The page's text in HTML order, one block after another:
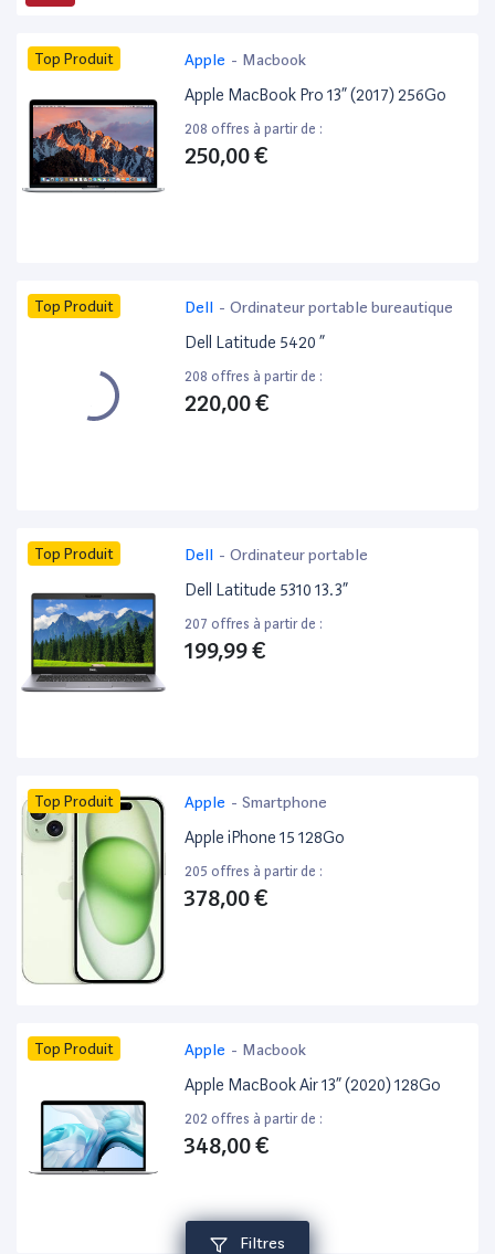
Filtres
Top Produit Apple - Macbook
Apple MacBook Pro 13” (2017) 256Go
208 offres à partir de :
250,00 €
Top Produit Dell - Ordinateur portable bureautique
Dell Latitude 5420 ”
208 offres à partir de :
220,00 €
Top Produit Dell - Ordinateur portable
Dell Latitude 5310 13.3”
207 offres à partir de :
199,99 €
Top Produit Apple - Smartphone
Apple iPhone 15 128Go
205 offres à partir de :
378,00 €
Top Produit Apple - Macbook
Apple MacBook Air 13” (2020) 128Go
202 offres à partir de :
348,00 €